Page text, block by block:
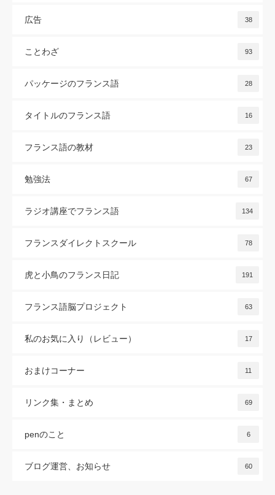
広告 38
ことわざ 93
パッケージのフランス語 28
タイトルのフランス語 16
フランス語の教材 23
勉強法 67
ラジオ講座でフランス語 134
フランスダイレクトスクール 78
虎と小鳥のフランス日記 191
フランス語脳プロジェクト 63
私のお気に入り（レビュー） 17
おまけコーナー 11
リンク集・まとめ 69
penのこと 6
ブログ運営、お知らせ 60